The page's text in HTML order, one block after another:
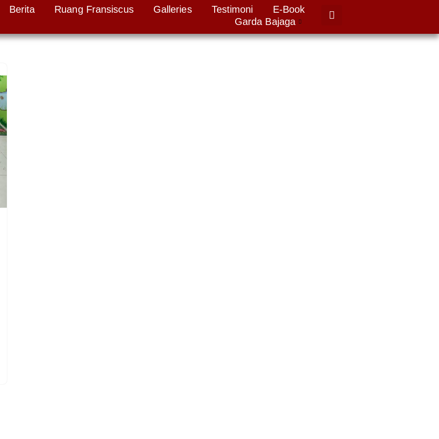
Berita Ruang Fransiscus Galleries Testimoni
E-Book
Garda Bajaga